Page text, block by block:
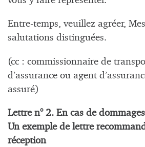
Entre-temps, veuillez agréer,
salutations distinguées.
(cc : commissionnaire de
d’assurance ou agent
assuré)
Lettre n° 2. En cas de
Un exemple de lettre
réception